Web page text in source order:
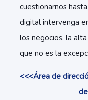
cuestionarnos
digital intervenga
los negocios, la alta
que no es la
<<<Área de